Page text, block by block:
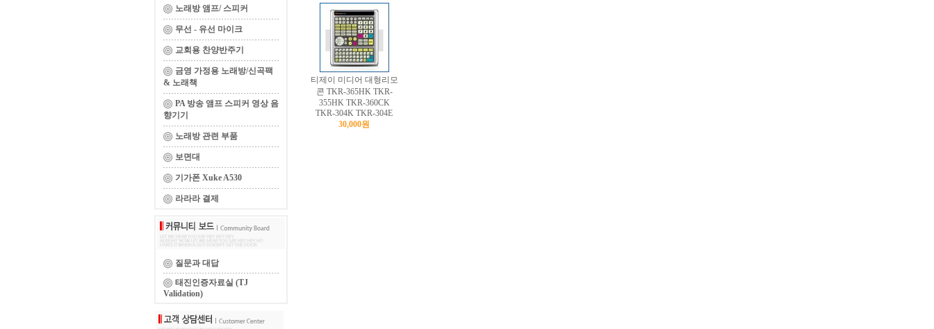
노래방 앰프/ 스피커
무선 - 유선 마이크
교회용 찬양반주기
금영 가정용 노래방/신곡팩
& 노래책
PA 방송 앰프 스피커 영상 음
향기기
노래방 관련 부품
보면대
기가폰 Xuke A530
라라라 결제
질문과 대답
태진인증자료실 (TJ
Validation)
티제이 미디어 대형리모
콘 TKR-365HK TKR-
355HK TKR-360CK
TKR-304K TKR-304E
30,000원